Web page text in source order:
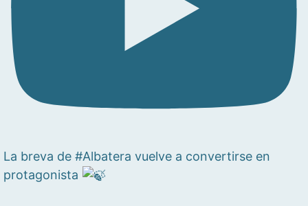
La breva de #Albatera vuelve a convertirse en
protagonista